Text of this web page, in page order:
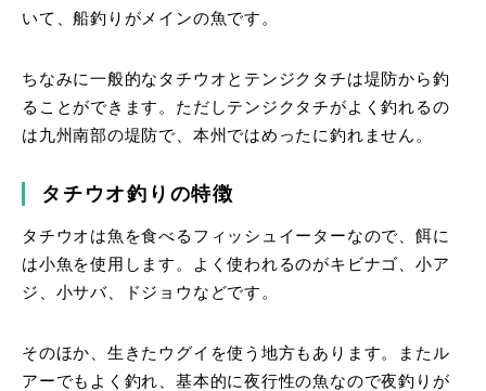
いて、船釣りがメインの魚です。
ちなみに一般的なタチウオとテンジクタチは堤防から釣
ることができます。ただしテンジクタチがよく釣れるの
は九州南部の堤防で、本州ではめったに釣れません。
タチウオ釣りの特徴
タチウオは魚を食べるフィッシュイーターなので、餌に
は小魚を使用します。よく使われるのがキビナゴ、小ア
ジ、小サバ、ドジョウなどです。
そのほか、生きたウグイを使う地方もあります。またル
アーでもよく釣れ、基本的に夜行性の魚なので夜釣りが